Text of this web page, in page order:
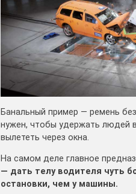
Банальный пример — ремень
нужен, чтобы удержать людей
вылететь через окна.
На самом деле главное
— дать телу водителя чуть
остановки, чем у машины.